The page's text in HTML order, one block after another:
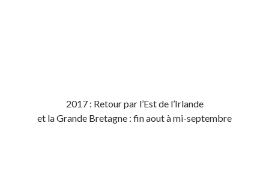
2017 : Retour par l’Est de l’Irlande
et la Grande Bretagne : fin aout à mi-septembre